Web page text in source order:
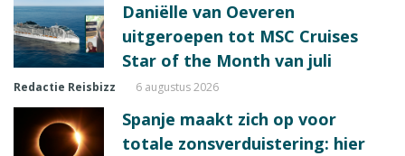
Daniëlle van Oeveren
uitgeroepen tot MSC Cruises
Star of the Month van juli
Redactie Reisbizz 6 augustus 2026
Spanje maakt zich op voor
totale zonsverduistering: hier